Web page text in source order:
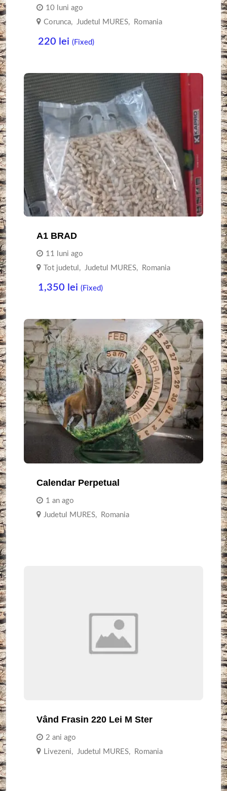
10 luni ago
Corunca, Judetul MURES, Romania
220 lei (Fixed)
A1 BRAD
11 luni ago
Tot judetul , Judetul MURES, Romania
1,350 lei (Fixed)
Calendar Perpetual
1 an ago
Judetul MURES, Romania
Vând Frasin 220 Lei M Ster
2 ani ago
Livezeni, Judetul MURES, Romania